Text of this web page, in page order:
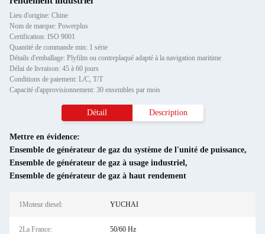
Lieu d'origine: Chine
Nom de marque: Powerplus
Certification: ISO 9001
Quantité de commande min: 1 série
Détails d'emballage: Plyfilm ou contreplaqué adapté à la navigation maritime
Délai de livraison: 45 à 60 jours
Conditions de paiement: L/C, T/T
Capacité d'approvisionnement: 30 ensembles par mois
Détail Description
Mettre en évidence:
Ensemble de générateur de gaz du système de l'unité de puissance,
Ensemble de générateur de gaz à usage industriel,
Ensemble de générateur de gaz à haut rendement
1Moteur diesel: YUCHAI
2La France: 50/60 Hz